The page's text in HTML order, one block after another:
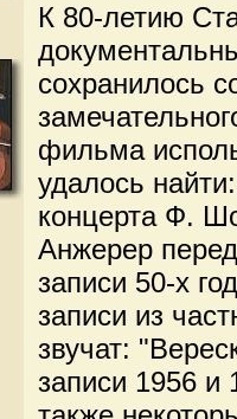
К 80-летию
сохранилось
фильма
удалось
концерта Ф.
Анжерер
записи 50-х
записи из
звучат:
записи 1956